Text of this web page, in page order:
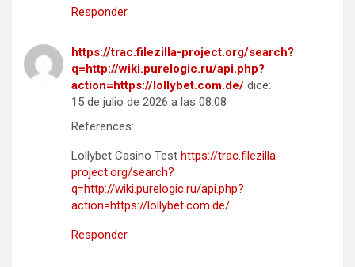
Responder
https://trac.filezilla-project.org/search?
q=http://wiki.purelogic.ru/api.php?
action=https://lollybet.com.de/ dice:
15 de julio de 2026 a las 08:08
References:
Lollybet Casino Test https://trac.filezilla-
project.org/search?
q=http://wiki.purelogic.ru/api.php?
action=https://lollybet.com.de/
Responder